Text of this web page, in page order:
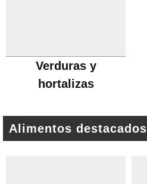
Verduras y
hortalizas
Alimentos destacados